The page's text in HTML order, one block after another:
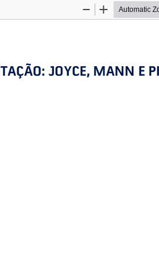
Zoom
Zoom
JOYCE, MANN E